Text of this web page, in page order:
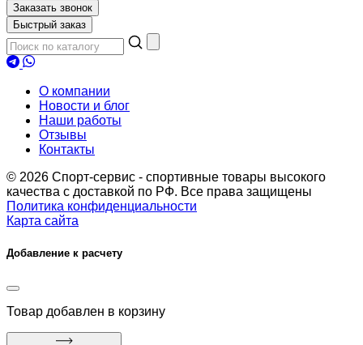
Заказать звонок
Быстрый заказ
О компании
Новости и блог
Наши работы
Отзывы
Контакты
© 2026 Спорт-сервис - спортивные товары высокого
качества с доставкой по РФ. Все права защищены
Политика конфиденциальности
Карта сайта
Добавление к расчету
Товар добавлен в корзину